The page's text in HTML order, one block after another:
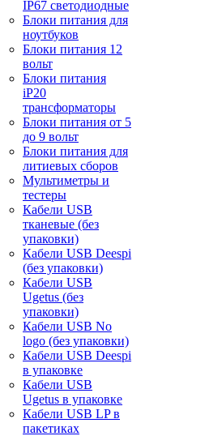
IP67 светодиодные
Блоки питания для
ноутбуков
Блоки питания 12
вольт
Блоки питания
iP20
трансформаторы
Блоки питания от 5
до 9 вольт
Блоки питания для
литиевых сборов
Мультиметры и
тестеры
Кабели USB
тканевые (без
упаковки)
Кабели USB Deespi
(без упаковки)
Кабели USB
Ugetus (без
упаковки)
Кабели USB No
logo (без упаковки)
Кабели USB Deespi
в упаковке
Кабели USB
Ugetus в упаковке
Кабели USB LP в
пакетиках